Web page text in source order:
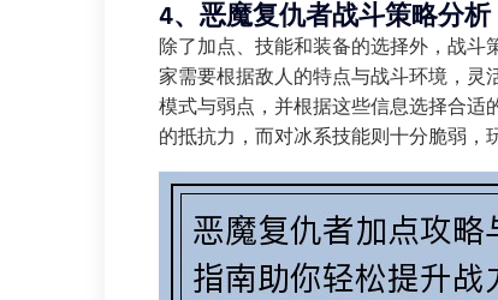
4、恶魔复仇者战斗策略分析
除了加点、技能和装备的选择外，战
家需要根据敌人的特点与战斗环境，
模式与弱点，并根据这些信息选择合
的抵抗力，而对冰系技能则十分脆弱，